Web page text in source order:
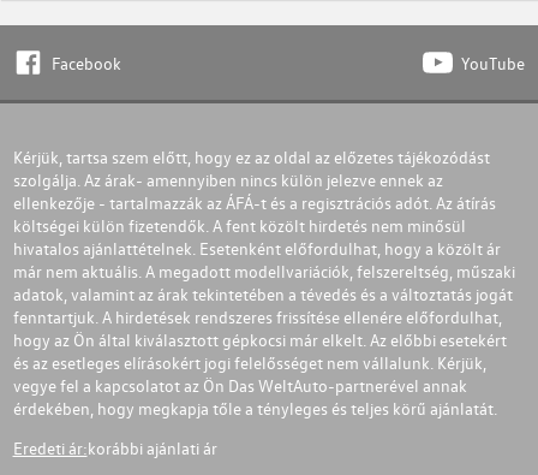
Facebook YouTube
Kérjük, tartsa szem előtt, hogy ez az oldal az előzetes tájékozódást
szolgálja. Az árak- amennyiben nincs külön jelezve ennek az
ellenkezője - tartalmazzák az ÁFÁ-t és a regisztrációs adót. Az átírás
költségei külön fizetendők. A fent közölt hirdetés nem minősül
hivatalos ajánlattételnek. Esetenként előfordulhat, hogy a közölt ár
már nem aktuális. A megadott modellvariációk, felszereltség, műszaki
adatok, valamint az árak tekintetében a tévedés és a változtatás jogát
fenntartjuk. A hirdetések rendszeres frissítése ellenére előfordulhat,
hogy az Ön által kiválasztott gépkocsi már elkelt. Az előbbi esetekért
és az esetleges elírásokért jogi felelősséget nem vállalunk. Kérjük,
vegye fel a kapcsolatot az Ön Das WeltAuto-partnerével annak
érdekében, hogy megkapja tőle a tényleges és teljes körű ajánlatát.
Eredeti ár:korábbi ajánlati ár